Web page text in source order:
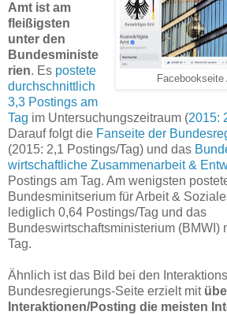
Amt ist am
fleißigsten
unter den
Bundesministe
rien. Es postete
durchschnittlich
3,3 Postings am
Tag im Untersuchungszeitraum (2015:
Darauf folgt die Fanseite der
(2015: 2,1 Postings/Tag) und das
wirtschaftliche Zusammenarbeit &
Postings am Tag. Am wenigsten
Bundesminitserium für Arbeit &
lediglich 0,64 Postings/Tag und das
Bundeswirtschaftsministerium (BMWI)
Tag.
Ähnlich ist das Bild bei den
Bundesregierungs-Seite erzielt mit
Interaktionen/Posting die meisten